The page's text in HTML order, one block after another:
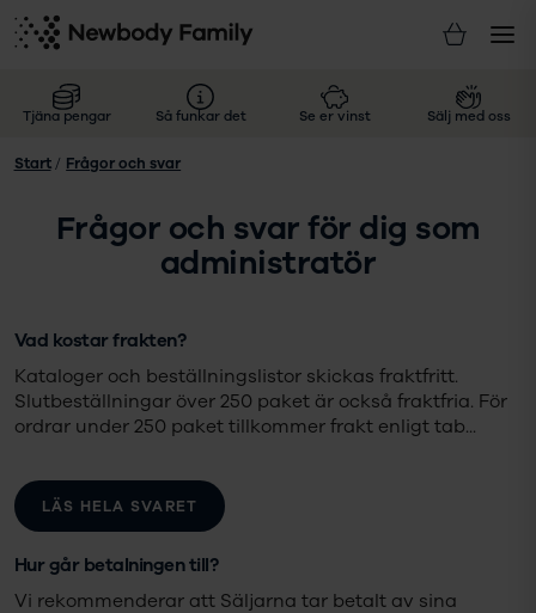
Tjäna pengar Så funkar det Se er vinst Sälj med oss
Start / Frågor och svar
Frågor och svar för dig som
administratör
Vad kostar frakten?
Kataloger och beställningslistor skickas fraktfritt.
Slutbeställningar över 250 paket är också fraktfria. För
ordrar under 250 paket tillkommer frakt enligt tab...
LÄS HELA SVARET
Hur går betalningen till?
Vi rekommenderar att Säljarna tar betalt av sina